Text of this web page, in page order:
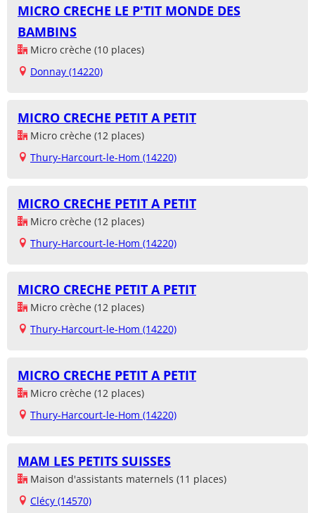
MICRO CRECHE LE P'TIT MONDE DES
BAMBINS
Micro crèche (10 places)
Donnay (14220)
MICRO CRECHE PETIT A PETIT
Micro crèche (12 places)
Thury-Harcourt-le-Hom (14220)
MICRO CRECHE PETIT A PETIT
Micro crèche (12 places)
Thury-Harcourt-le-Hom (14220)
MICRO CRECHE PETIT A PETIT
Micro crèche (12 places)
Thury-Harcourt-le-Hom (14220)
MICRO CRECHE PETIT A PETIT
Micro crèche (12 places)
Thury-Harcourt-le-Hom (14220)
MAM LES PETITS SUISSES
Maison d'assistants maternels (11 places)
Clécy (14570)